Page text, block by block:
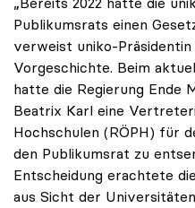
Publikumsrats einen
verweist uniko-
Vorgeschichte. Beim
hatte die Regierung Ende
Beatrix Karl eine
Hochschulen (RÖPH) für
den Publikumsrat zu
Entscheidung erachtete
aus Sicht der